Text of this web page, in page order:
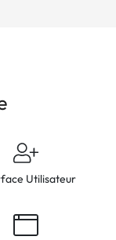
Utilisateur